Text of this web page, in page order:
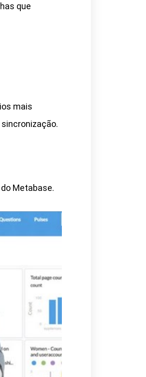
que
mais
Metabase.